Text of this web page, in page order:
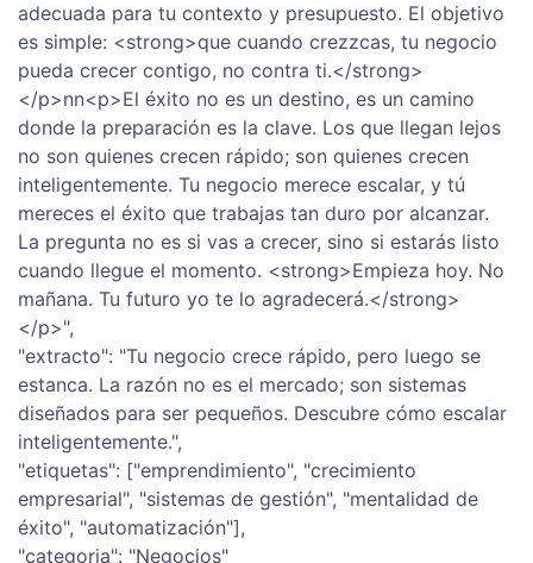
adecuada para tu contexto y presupuesto. El objetivo
es simple: <strong>que cuando crezzcas, tu negocio
pueda crecer contigo, no contra ti.</strong>
</p>nn<p>El éxito no es un destino, es un camino
donde la preparación es la clave. Los que llegan lejos
no son quienes crecen rápido; son quienes crecen
inteligentemente. Tu negocio merece escalar, y tú
mereces el éxito que trabajas tan duro por alcanzar.
La pregunta no es si vas a crecer, sino si estarás listo
cuando llegue el momento. <strong>Empieza hoy. No
mañana. Tu futuro yo te lo agradecerá.</strong>
</p>",
"extracto": "Tu negocio crece rápido, pero luego se
estanca. La razón no es el mercado; son sistemas
diseñados para ser pequeños. Descubre cómo escalar
inteligentemente.",
"etiquetas": ["emprendimiento", "crecimiento
empresarial", "sistemas de gestión", "mentalidad de
éxito", "automatización"],
"categoria": "Negocios"